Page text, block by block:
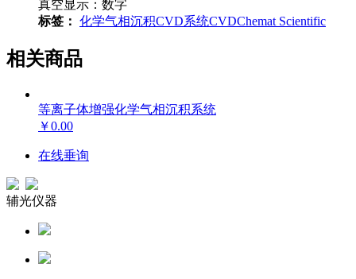
真空显示：数字
标签： 化学气相沉积CVD系统CVDChemat Scientific
相关商品
等离子体增强化学气相沉积系统
￥0.00
在线垂询
辅光仪器